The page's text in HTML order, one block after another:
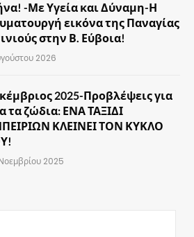
-Με Υγεία και Δύναμη-Η
εικόνα της Παναγίας
στην Β. Εύβοια!
2026
2025-Προβλέψεις για
τα ζώδια: ΕΝΑ ΤΑΞΙΔΙ
ΚΛΕΙΝΕΙ ΤΟΝ ΚΥΚΛΟ
2025